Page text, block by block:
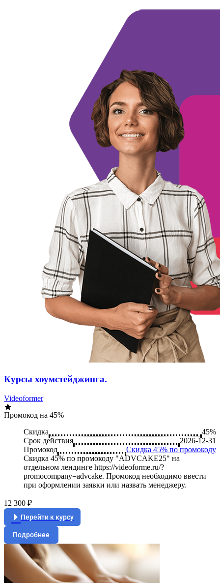
Курсы хоумстейджинга.
Videoformer
Промокод на 45%
Скидка
45%
Срок действия
2026-12-31
Промокод
Скидка 45% по промокоду
Скидка 45% по промокоду "ADVCAKE25" на
отдельном лендинге https://videoforme.ru/?
promocompany=advcake. Промокод необходимо ввести
при оформлении заявки или назвать менеджеру.
12 300 ₽
Перейти к курсу
Подробнее